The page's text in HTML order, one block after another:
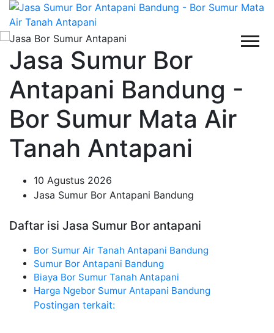
Jasa Sumur Bor
Antapani Bandung -
Bor Sumur Mata Air
Tanah Antapani
10 Agustus 2026
Jasa Sumur Bor Antapani Bandung
Daftar isi Jasa Sumur Bor antapani
Bor Sumur Air Tanah Antapani Bandung
Sumur Bor Antapani Bandung
Biaya Bor Sumur Tanah Antapani
Harga Ngebor Sumur Antapani Bandung
Postingan terkait: